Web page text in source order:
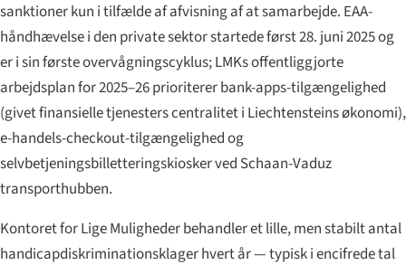
sanktioner kun i tilfælde af afvisning af at samarbejde. EAA-
håndhævelse i den private sektor startede først 28. juni 2025 og
er i sin første overvågningscyklus; LMKs offentliggjorte
arbejdsplan for 2025–26 prioriterer bank-apps-tilgængelighed
(givet finansielle tjenesters centralitet i Liechtensteins økonomi),
e-handels-checkout-tilgængelighed og
selvbetjenings­billetterings­kiosker ved Schaan-Vaduz
transporthubben.
Kontoret for Lige Muligheder behandler et lille, men stabilt antal
handicapdiskriminationsklager hvert år — typisk i encifrede tal